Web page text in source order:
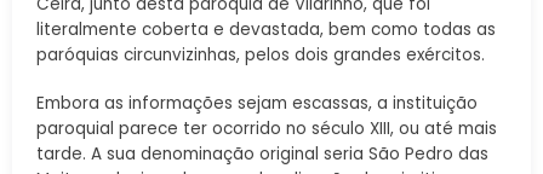
literalmente coberta e devastada, bem como todas as
paróquias circunvizinhas, pelos dois grandes exércitos.
Embora as informações sejam escassas, a instituição
paroquial parece ter ocorrido no século XIII, ou até mais
tarde. A sua denominação original seria São Pedro das